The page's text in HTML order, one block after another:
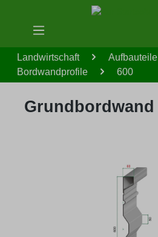
Zum Hauptinhalt springen
Landwirtschaft
Aufbauteile
Bordwandprofile
600
Grundbordwand